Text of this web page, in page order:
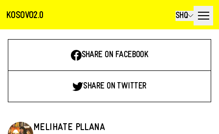
KOSOVO2.0 SHQ
SHARE ON FACEBOOK
SHARE ON TWITTER
MELIHATE PLLANA